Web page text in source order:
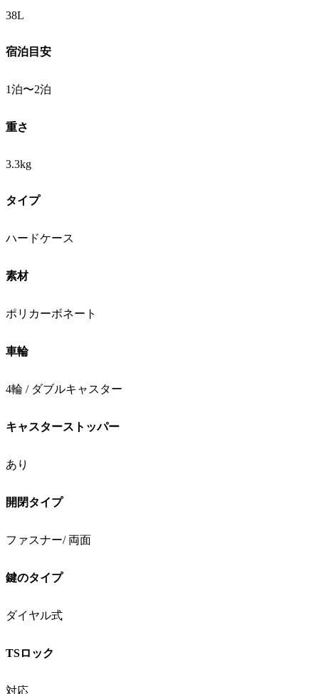
38L
宿泊目安
1泊〜2泊
重さ
3.3kg
タイプ
ハードケース
素材
ポリカーボネート
車輪
4輪 / ダブルキャスター
キャスターストッパー
あり
開閉タイプ
ファスナー/ 両面
鍵のタイプ
ダイヤル式
TSロック
対応